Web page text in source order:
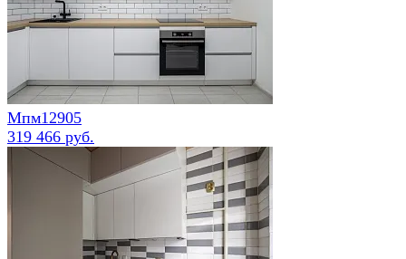
Мпм12905
319 466 руб.